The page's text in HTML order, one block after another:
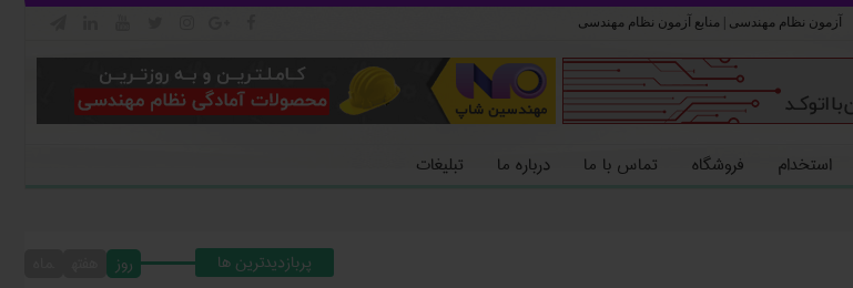
آزمون نظام مهندسی | منابع آزمون نظام مهندسی
استخدام فروشگاه تماس با ما درباره ما تبلیغات
پربازدیدترین ها روز